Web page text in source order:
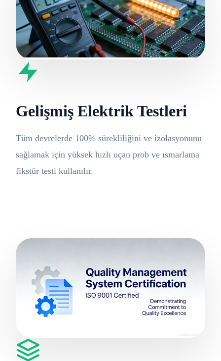
Gelişmiş Elektrik Testleri
Tüm devrelerde 100% sürekliliğini ve izolasyonunu
sağlamak için yüksek hızlı uçan prob ve ısmarlama
fikstür testi kullanılır.